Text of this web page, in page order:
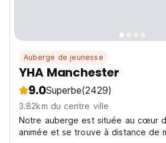
Auberge de jeunesse
YHA Manchester
9.0Superbe(2429)
3.82km du centre ville
Notre auberge est située au cœur
animée et se trouve à distance de